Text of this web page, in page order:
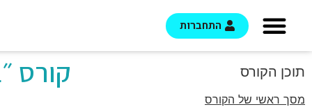
התחברות
תוכן הקורס
מסך ראשי של הקורס
קורס